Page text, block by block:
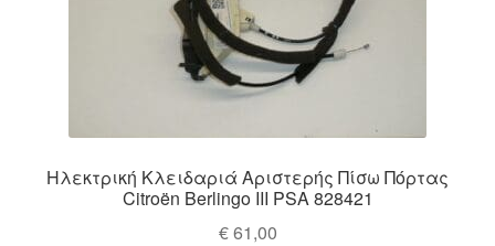
Ηλεκτρική Κλειδαριά Αριστερής Πίσω Πόρτας
Citroën Berlingo III PSA 828421
€61,00